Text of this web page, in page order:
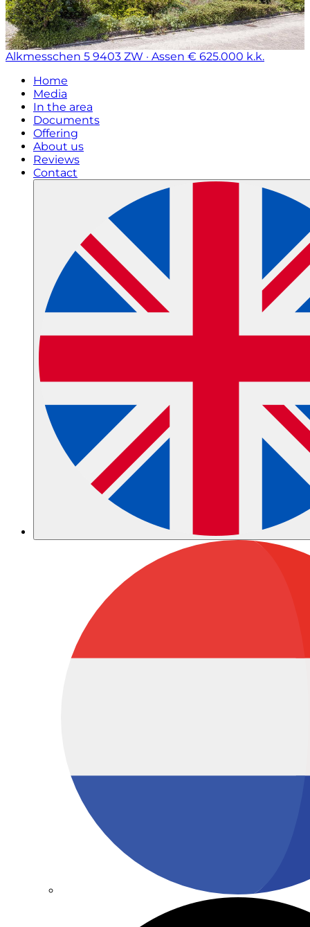
Alkmesschen 5 9403 ZW · Assen € 625.000 k.k.
Home
Media
In the area
Documents
Offering
About us
Reviews
Contact